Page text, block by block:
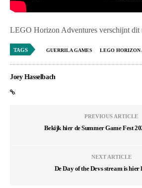
LEGO Horizon Adventures verschijnt dit
TAGS GUERRILA GAMES LEGO HORIZON
Joey Hasselbach
PREVIOUS ARTICLE
Bekijk hier de Summer Game Fest
NEXT ARTICLE
De Day of the Devs stream is hier